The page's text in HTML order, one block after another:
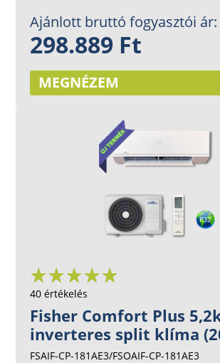
Ajánlott bruttó fogyasztói ár:
298.889 Ft
MEGNÉZEM
40 értékelés
Fisher Comfort Plus
inverteres split klíma
FSAIF-CP-181AE3/FSOAIF-CP-181AE3